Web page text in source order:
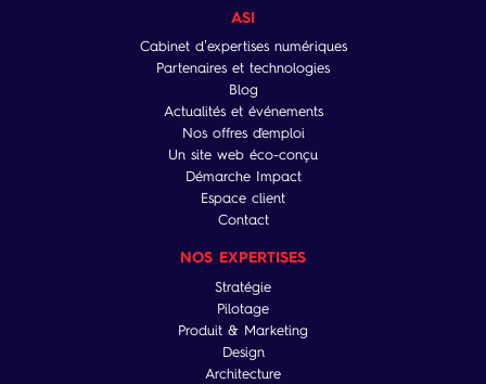
ASI
Cabinet d’expertises numériques
Partenaires et technologies
Blog
Actualités et événements
Nos offres d'emploi
Un site web éco-conçu
Démarche Impact
Espace client
Contact
NOS EXPERTISES
Stratégie
Pilotage
Produit & Marketing
Design
Architecture